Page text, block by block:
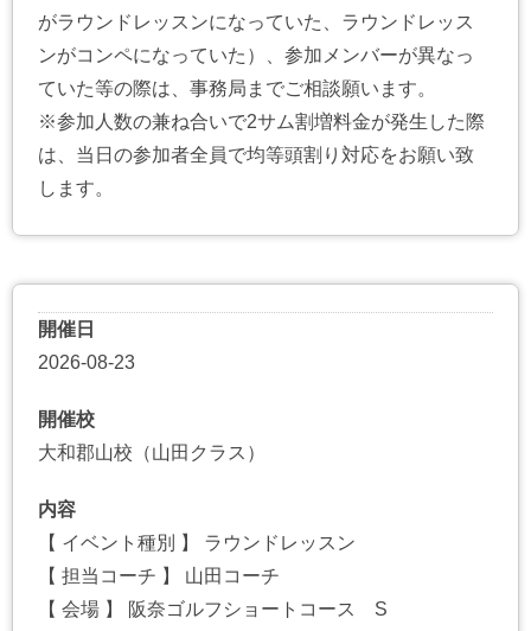
がラウンドレッスンになっていた、ラウンドレッス
ンがコンペになっていた）、参加メンバーが異なっ
ていた等の際は、事務局までご相談願います。
※参加人数の兼ね合いで2サム割増料金が発生した際
は、当日の参加者全員で均等頭割り対応をお願い致
します。
開催日
2026-08-23
開催校
大和郡山校（山田クラス）
内容
【 イベント種別 】 ラウンドレッスン
【 担当コーチ 】 山田コーチ
【 会場 】 阪奈ゴルフショートコース S